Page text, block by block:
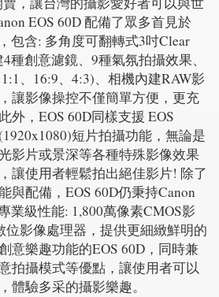
EOS 60D 配備了眾多首見於
包含: 多角度可翻轉式3吋Clear
種創意濾鏡、9種氣氛拍攝效果、
、16:9、4:3)、相機內建RAW影
讓影像操控不僅簡單方便，更充
外，EOS 60D同樣支援 EOS
短片拍攝功能，無論是
影片或景深等各種特殊影像效果
讓使用者輕鬆拍出絕佳影片! 除了
與配備，EOS 60D仍秉持Canon
業級性能: 1,800萬像素CMOS影
位影像處理器，提供更細緻鮮明的
意樂趣功能的EOS 60D，同時兼
拍攝模式等優點，讓使用者可以
體驗多采的攝影樂趣。